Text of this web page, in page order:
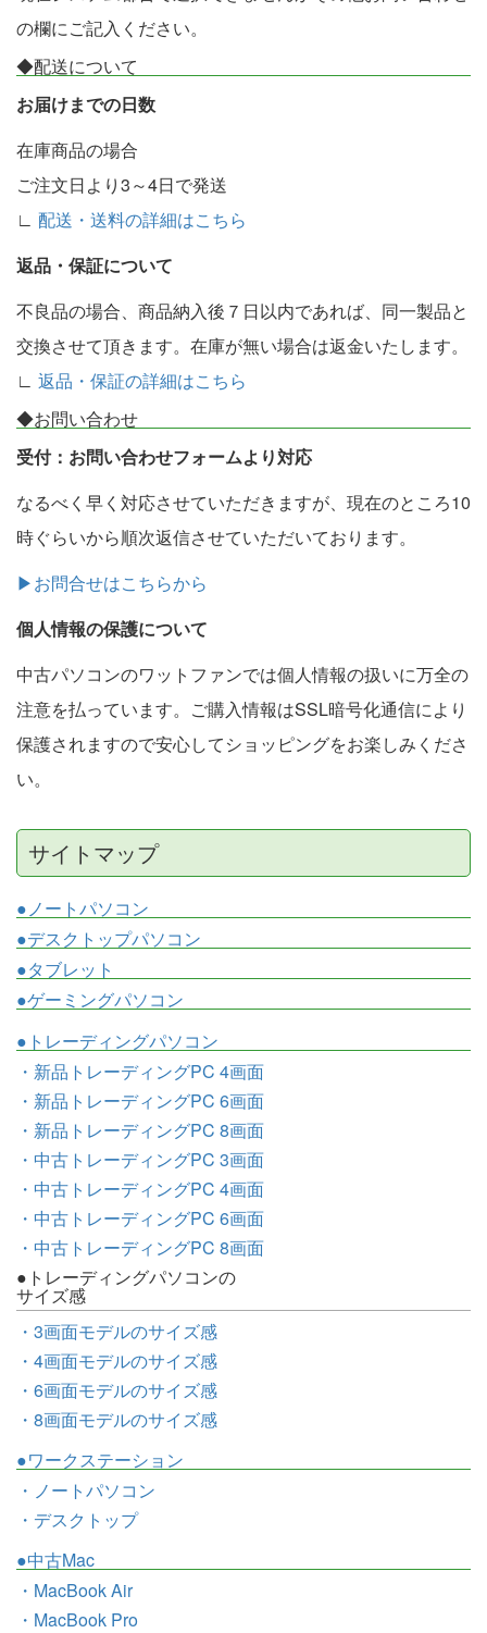
の欄にご記入ください。
◆配送について
お届けまでの日数
在庫商品の場合
ご注文日より3～4日で発送
∟ 配送・送料の詳細はこちら
返品・保証について
不良品の場合、商品納入後７日以内であれば、同一製品と
交換させて頂きます。在庫が無い場合は返金いたします。
∟ 返品・保証の詳細はこちら
◆お問い合わせ
受付：お問い合わせフォームより対応
なるべく早く対応させていただきますが、現在のところ10
時ぐらいから順次返信させていただいております。
▶お問合せはこちらから
個人情報の保護について
中古パソコンのワットファンでは個人情報の扱いに万全の
注意を払っています。ご購入情報はSSL暗号化通信により
保護されますので安心してショッピングをお楽しみくださ
い。
サイトマップ
●ノートパソコン
●デスクトップパソコン
●タブレット
●ゲーミングパソコン
●トレーディングパソコン
・新品トレーディングPC 4画面
・新品トレーディングPC 6画面
・新品トレーディングPC 8画面
・中古トレーディングPC 3画面
・中古トレーディングPC 4画面
・中古トレーディングPC 6画面
・中古トレーディングPC 8画面
●トレーディングパソコンの
サイズ感
・3画面モデルのサイズ感
・4画面モデルのサイズ感
・6画面モデルのサイズ感
・8画面モデルのサイズ感
●ワークステーション
・ノートパソコン
・デスクトップ
●中古Mac
・MacBook Air
・MacBook Pro